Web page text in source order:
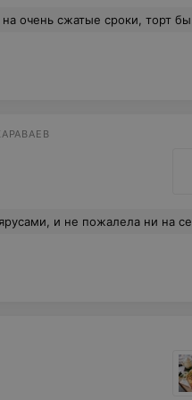
Торт получился красивый и очень вкусный. Все гости остались довольны)
вписался в декорацию, а вкус был просто потрясающим. Спасибо за отличную работу!